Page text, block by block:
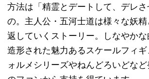
方法は「精霊とデートして、デレ
の。主人公・五河士道は様々な妖精
返していくストーリー。しなやか
造形された魅力あるスケールフィ
ォルメシリーズやねんどろいどなど